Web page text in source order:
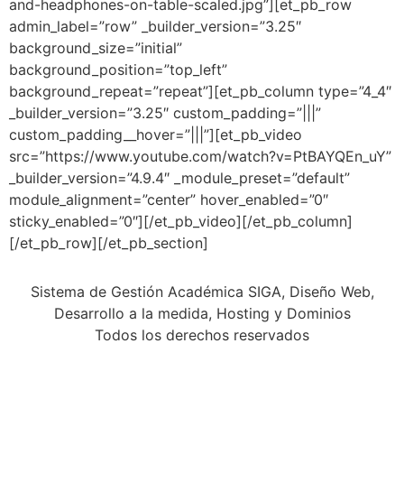
and-headphones-on-table-scaled.jpg”][et_pb_row
admin_label=”row” _builder_version=”3.25″
background_size=”initial”
background_position=”top_left”
background_repeat=”repeat”][et_pb_column type=”4_4″
_builder_version=”3.25″ custom_padding=”|||”
custom_padding__hover=”|||”][et_pb_video
src=”https://www.youtube.com/watch?v=PtBAYQEn_uY”
_builder_version=”4.9.4″ _module_preset=”default”
module_alignment=”center” hover_enabled=”0″
sticky_enabled=”0″][/et_pb_video][/et_pb_column]
[/et_pb_row][/et_pb_section]
Sistema de Gestión Académica SIGA, Diseño Web,
Desarrollo a la medida, Hosting y Dominios
Todos los derechos reservados